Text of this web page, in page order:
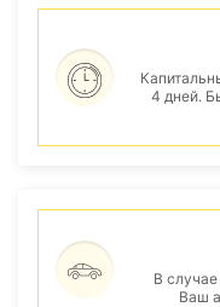
4 дней.
В
Ваш